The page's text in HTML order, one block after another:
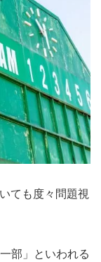
ても度々問題視
部」といわれる